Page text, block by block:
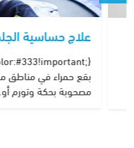
علاج حساسية
بقع حمراء في مناطق
مصحوبة بحكة وتورم أو…